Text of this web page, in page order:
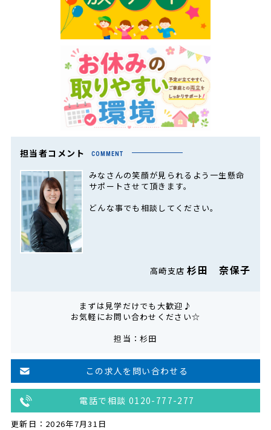
担当者コメント COMMENT
みなさんの笑顔が見られるよう一生懸命
サポートさせて頂きます。
どんな事でも相談してください。
高崎支店杉田 奈保子
まずは見学だけでも大歓迎♪
お気軽にお問い合わせください☆
担当：杉田
この求人を問い合わせる
電話で相談 0120-777-277
更新日：2026年7月31日